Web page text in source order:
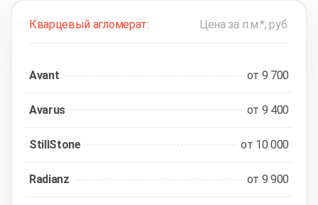
Кварцевый агломерат: Цена за п.м.*, руб.
Avant от 9 700
Avarus от 9 400
StillStone от 10 000
Radianz от 9 900